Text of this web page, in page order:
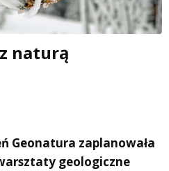
naturą
Geonatura zaplanowała
geologiczne